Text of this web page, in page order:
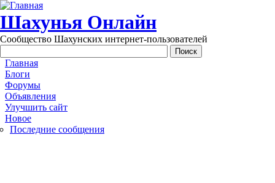
Перейти к основному содержанию
Шахунья Онлайн
Сообщество Шахунских интернет-пользователей
Main menu
Главная
Блоги
Форумы
Объявления
Улучшить сайт
Новое
Последние сообщения